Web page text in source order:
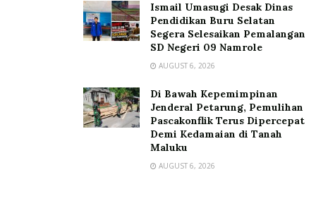
Ismail Umasugi Desak Dinas
Pendidikan Buru Selatan
Segera Selesaikan Pemalangan
SD Negeri 09 Namrole
AUGUST 6, 2026
Di Bawah Kepemimpinan
Jenderal Petarung, Pemulihan
Pascakonflik Terus Dipercepat
Demi Kedamaian di Tanah
Maluku
AUGUST 6, 2026